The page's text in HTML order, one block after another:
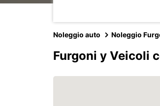
Noleggio auto Noleggio
Furgoni y Veicoli